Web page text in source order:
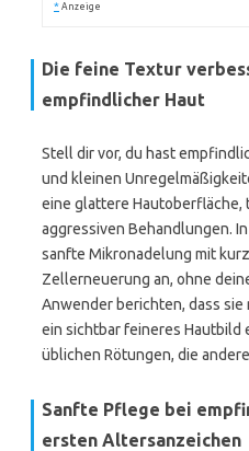
* Anzeige
Die feine Textur
empfindlicher Haut
Stell dir vor, du hast
und kleinen
eine glattere Hautoberfläche,
aggressiven Behandlungen.
sanfte Mikronadelung mit
Zellerneuerung an, ohne
Anwender berichten, dass
ein sichtbar feineres Hautbild
üblichen Rötungen, die
Sanfte Pflege bei
ersten Altersanzeichen